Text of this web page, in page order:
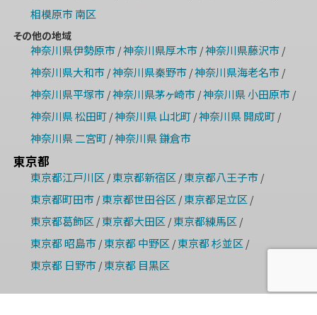
相模原市 南区
その他の地域
神奈川県伊勢原市/神奈川県厚木市/神奈川県藤沢市/
神奈川県大和市/神奈川県秦野市/神奈川県海老名市/
神奈川県平塚市/神奈川県茅ヶ崎市/神奈川県 小田原市/
神奈川県 松田町/神奈川県 山北町/神奈川県 開成町/
神奈川県 二宮町/神奈川県 鎌倉市
東京都
東京都江戸川区 / 東京都新宿区 / 東京都八王子市/
東京都町田市/ 東京都世田谷区 / 東京都足立区 /
東京都葛飾区 / 東京都大田区 / 東京都練馬区 /
東京都 昭島市/ 東京都 中野区 / 東京都 杉並区 /
東京都 日野市/ 東京都 目黒区